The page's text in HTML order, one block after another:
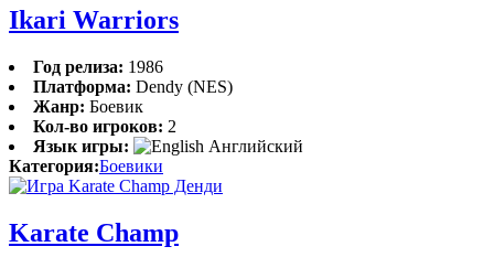
Ikari Warriors
Год релиза: 1986
Платформа: Dendy (NES)
Жанр: Боевик
Кол-во игроков: 2
Язык игры:
Английский
Категория:Боевики
Karate Champ